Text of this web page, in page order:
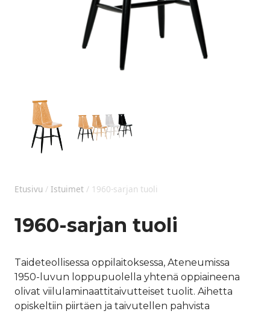
Etusivu / Istuimet / 1960-sarjan tuoli
1960-sarjan tuoli
Taideteollisessa oppilaitoksessa, Ateneumissa
1950-luvun loppupuolella yhtenä oppiaineena
olivat viilulaminaattitaivutteiset tuolit. Aihetta
opiskeltiin piirtäen ja taivutellen pahvista